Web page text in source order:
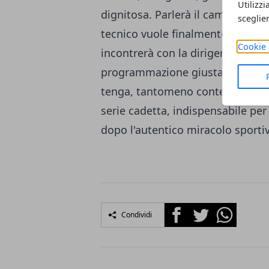
Cookie
dignitosa. Parlerà il campo, non
tecnico vuole finalmente
incontrerà con la dirigenza e se
programmazione giusta per
tenga, tantomeno conteranno
serie cadetta, indispensabile
dopo l'autentico miracolo
Condividi FacebookTwitterWhatsapp